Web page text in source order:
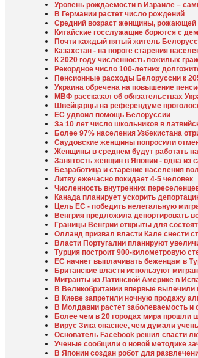
Уровень рождаемости в Израиле –
В Германии растет число рождений
Средний возраст женщины, рожающей
Китайские госслужащие борются с
Почти каждый пятый житель
Казахстан - на пороге старения
К 2020 году численность пожилых
Рекордное число 100-летних
Пенсионные расходы Белоруссии к
Украина обречена на повышение
МВФ рассказал об обязательствах
Швейцарцы на референдуме
ЕС удвоил помощь Белоруссии
За 10 лет число школьников в
Более 97% населения Узбекистана
Саудовские женщины попросили
Женщины в среднем будут работать
Занятость женщин в Японии - одна из
Безработица и старение населения
Литву ежечасно покидает 4-5 человек
Численность внутренних
Канада планирует ускорить
Цель ЕС - победить нелегальную
Венгрия предложила депортировать
Границы Венгрии открыты для
Олланд призвал власти Кале снести
Власти Португалии планируют
Турция построит 900-километровую
ЕС начнет выплачивать беженцам в
Британские власти используют
Мигранты из Латинской Америке в
В Великобритании впервые вылечили
В Киеве запретили ночную продажу
В Молдавии растет заболеваемость и
Более чем в 20 городах мира прошли
Вирус Зика опаснее, чем думали
Основатель Facebook решил спасти
Ученые сообщили о новой методике
В Японии создан робот для